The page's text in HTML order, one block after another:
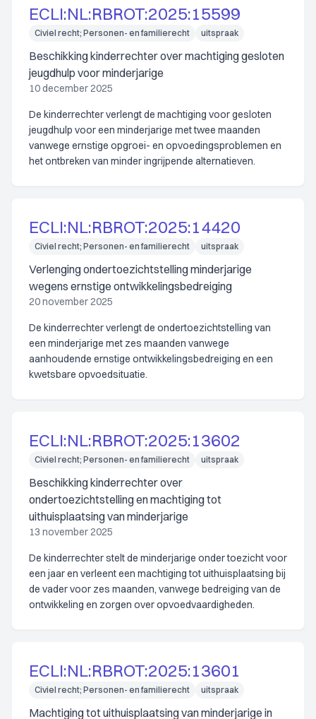
ECLI:NL:RBROT:2025:15599
Civiel recht; Personen- en familierecht uitspraak
Beschikking kinderrechter over machtiging gesloten
jeugdhulp voor minderjarige
10 december 2025
De kinderrechter verlengt de machtiging voor gesloten
jeugdhulp voor een minderjarige met twee maanden
vanwege ernstige opgroei- en opvoedingsproblemen en
het ontbreken van minder ingrijpende alternatieven.
ECLI:NL:RBROT:2025:14420
Civiel recht; Personen- en familierecht uitspraak
Verlenging ondertoezichtstelling minderjarige
wegens ernstige ontwikkelingsbedreiging
20 november 2025
De kinderrechter verlengt de ondertoezichtstelling van
een minderjarige met zes maanden vanwege
aanhoudende ernstige ontwikkelingsbedreiging en een
kwetsbare opvoedsituatie.
ECLI:NL:RBROT:2025:13602
Civiel recht; Personen- en familierecht uitspraak
Beschikking kinderrechter over
ondertoezichtstelling en machtiging tot
uithuisplaatsing van minderjarige
13 november 2025
De kinderrechter stelt de minderjarige onder toezicht voor
een jaar en verleent een machtiging tot uithuisplaatsing bij
de vader voor zes maanden, vanwege bedreiging van de
ontwikkeling en zorgen over opvoedvaardigheden.
ECLI:NL:RBROT:2025:13601
Civiel recht; Personen- en familierecht uitspraak
Machtiging tot uithuisplaatsing van minderjarige in